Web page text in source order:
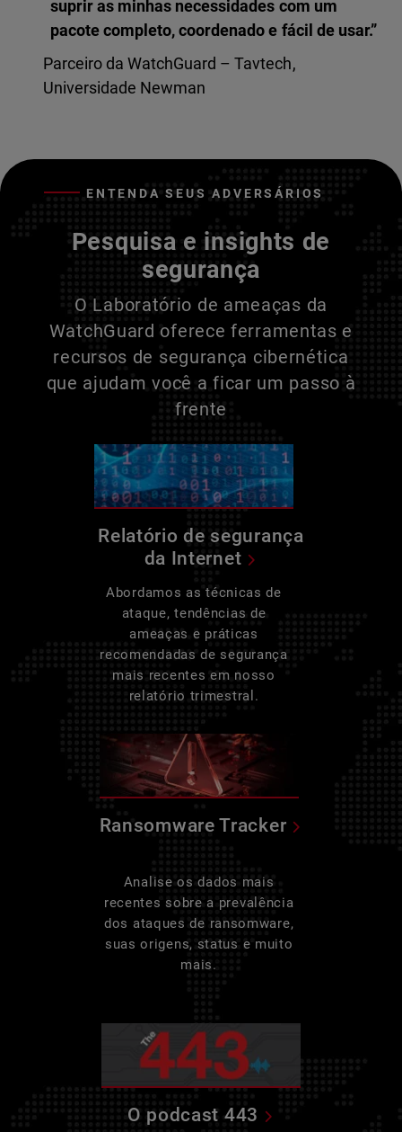
suprir as minhas necessidades com um
pacote completo, coordenado e fácil de usar.”
Parceiro da WatchGuard – Tavtech,
Universidade Newman
ENTENDA SEUS ADVERSÁRIOS
Pesquisa e insights de
segurança
O Laboratório de ameaças da
WatchGuard oferece ferramentas e
recursos de segurança cibernética
que ajudam você a ficar um passo à
frente
Relatório de segurança
da Internet
Abordamos as técnicas de
ataque, tendências de
ameaças e práticas
recomendadas de segurança
mais recentes em nosso
relatório trimestral.
Ransomware Tracker
Analise os dados mais
recentes sobre a prevalência
dos ataques de ransomware,
suas origens, status e muito
mais.
O podcast 443